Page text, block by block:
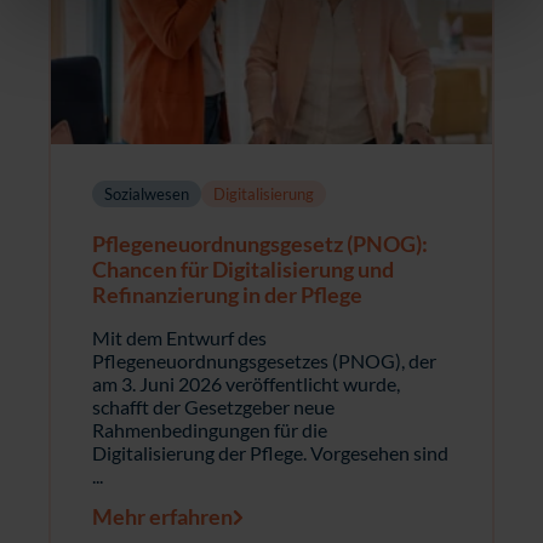
Sozialwesen Digitalisierung
Pflegeneuordnungsgesetz (PNOG):
Chancen für Digitalisierung und
Refinanzierung in der Pflege
Mit dem Entwurf des
Pflegeneuordnungsgesetzes (PNOG), der
am 3. Juni 2026 veröffentlicht wurde,
schafft der Gesetzgeber neue
Rahmenbedingungen für die
Digitalisierung der Pflege. Vorgesehen sind
...
Mehr erfahren